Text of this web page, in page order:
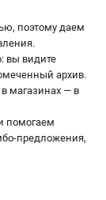
поэтому даем
вы видите
архив.
магазинах — в
помогаем
предложения,